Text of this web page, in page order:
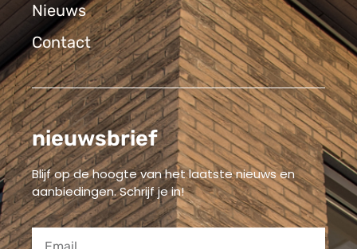
Nieuws
Contact
nieuwsbrief
Blijf op de hoogte van het laatste nieuws en
aanbiedingen. Schrijf je in!